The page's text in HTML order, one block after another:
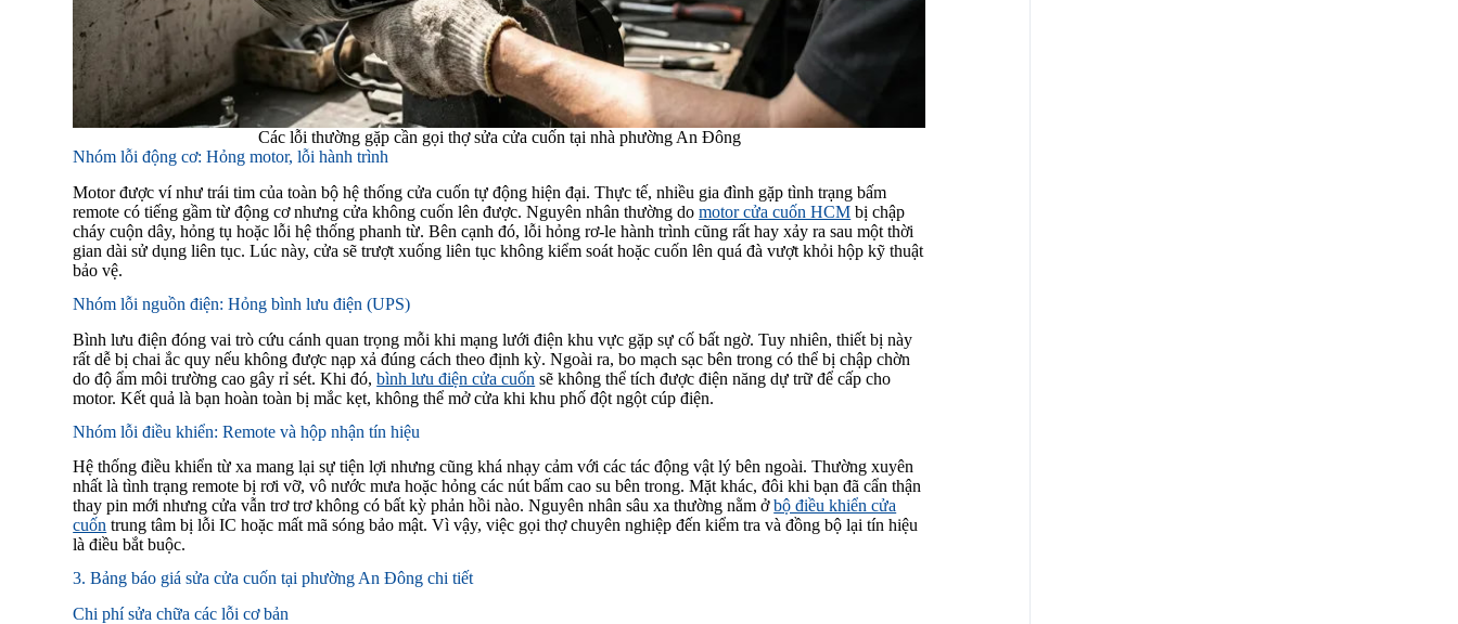
Các lỗi thường gặp cần gọi thợ sửa cửa cuốn tại nhà phường An Đông
Nhóm lỗi động cơ: Hỏng motor, lỗi hành trình
Motor được ví như trái tim của toàn bộ hệ thống cửa cuốn tự động hiện đại. Thực tế, nhiều gia đình gặp tình trạng bấm
remote có tiếng gầm từ động cơ nhưng cửa không cuốn lên được. Nguyên nhân thường domotor cửa cuốn HCM bị chập
cháy cuộn dây, hỏng tụ hoặc lỗi hệ thống phanh từ. Bên cạnh đó, lỗi hỏng rơ-le hành trình cũng rất hay xảy ra sau một thời
gian dài sử dụng liên tục. Lúc này, cửa sẽ trượt xuống liên tục không kiểm soát hoặc cuốn lên quá đà vượt khỏi hộp kỹ thuật
bảo vệ.
Nhóm lỗi nguồn điện: Hỏng bình lưu điện (UPS)
Bình lưu điện đóng vai trò cứu cánh quan trọng mỗi khi mạng lưới điện khu vực gặp sự cố bất ngờ. Tuy nhiên, thiết bị này
rất dễ bị chai ắc quy nếu không được nạp xả đúng cách theo định kỳ. Ngoài ra, bo mạch sạc bên trong có thể bị chập chờn
do độ ẩm môi trường cao gây rỉ sét. Khi đó,bình lưu điện cửa cuốn sẽ không thể tích được điện năng dự trữ để cấp cho
motor. Kết quả là bạn hoàn toàn bị mắc kẹt, không thể mở cửa khi khu phố đột ngột cúp điện.
Nhóm lỗi điều khiển: Remote và hộp nhận tín hiệu
Hệ thống điều khiển từ xa mang lại sự tiện lợi nhưng cũng khá nhạy cảm với các tác động vật lý bên ngoài. Thường xuyên
nhất là tình trạng remote bị rơi vỡ, vô nước mưa hoặc hỏng các nút bấm cao su bên trong. Mặt khác, đôi khi bạn đã cẩn thận
thay pin mới nhưng cửa vẫn trơ trơ không có bất kỳ phản hồi nào. Nguyên nhân sâu xa thường nằm ởbộ điều khiển cửa
cuốn trung tâm bị lỗi IC hoặc mất mã sóng bảo mật. Vì vậy, việc gọi thợ chuyên nghiệp đến kiểm tra và đồng bộ lại tín hiệu
là điều bắt buộc.
3. Bảng báo giá sửa cửa cuốn tại phường An Đông chi tiết
Chi phí sửa chữa các lỗi cơ bản